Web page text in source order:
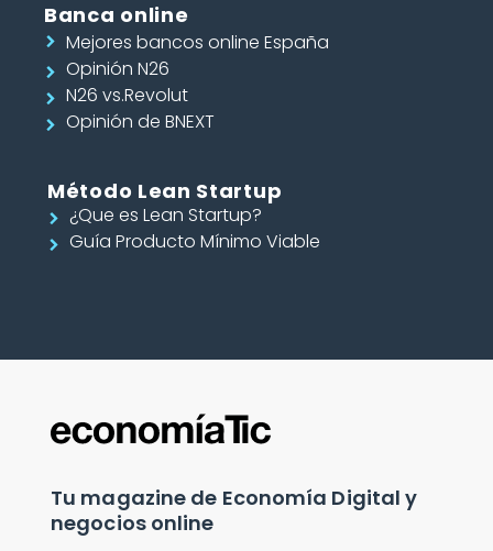
Banca online
Mejores bancos online España
Opinión N26
N26 vs.Revolut
Opinión de BNEXT
Método Lean Startup
¿Que es Lean Startup?
Guía Producto Mínimo Viable
Tu magazine de Economía Digital y
negocios online